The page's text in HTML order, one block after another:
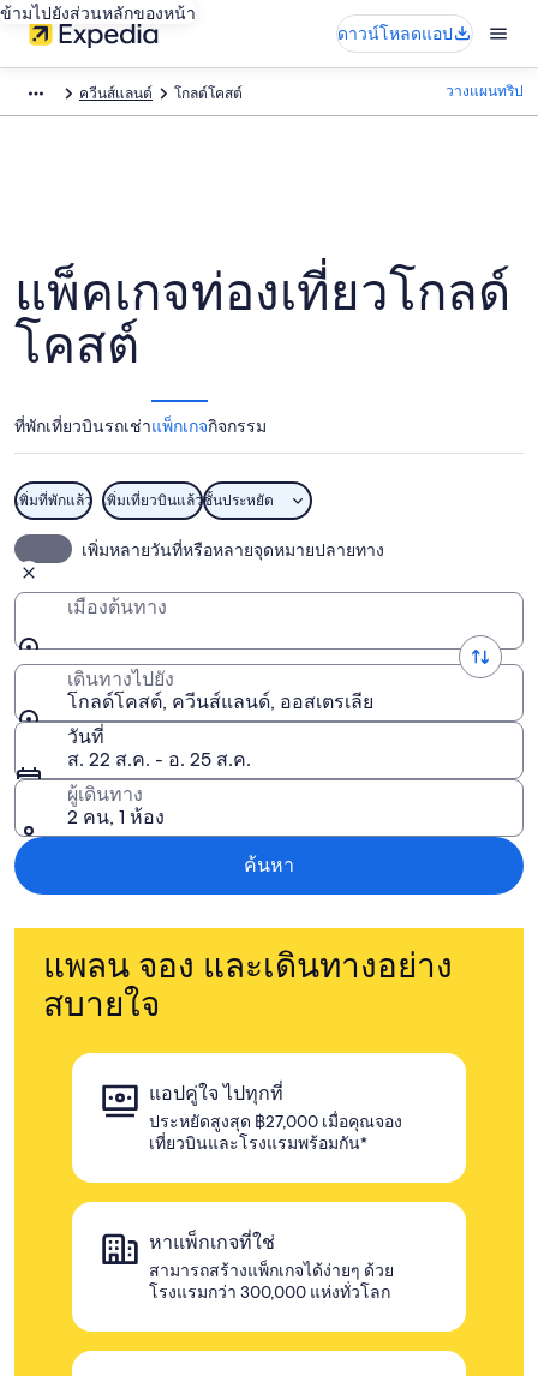
ข้ามไปยังส่วนหลักของหน้า
ดาวน์โหลดแอป
ควีนส์แลนด์ โกลด์โคสต์ วางแผนทริป
แพ็คเกจท่องเที่ยวโกลด์
โคสต์
ที่พักเที่ยวบินรถเช่าแพ็กเกจกิจกรรม
เพิ่มที่พักแล้ว เพิ่มเที่ยวบินแล้วชั้นประหยัด
เพิ่มหลายวันที่หรือหลายจุดหมายปลายทาง
เมืองต้นทาง
เดินทางไปยัง
โกลด์โคสต์, ควีนส์แลนด์, ออสเตรเลีย
วันที่
ส. 22 ส.ค. - อ. 25 ส.ค.
ผู้เดินทาง
2 คน, 1 ห้อง
ค้นหา
แพลน จอง และเดินทางอย่าง
สบายใจ
แอปคู่ใจ ไปทุกที่
ประหยัดสูงสุด ฿27,000 เมื่อคุณจอง
เที่ยวบินและโรงแรมพร้อมกัน*
หาแพ็กเกจที่ใช่
สามารถสร้างแพ็กเกจได้ง่ายๆ ด้วย
โรงแรมกว่า 300,000 แห่งทั่วโลก